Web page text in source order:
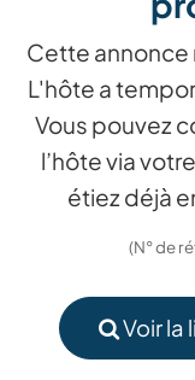
Cette
L'hôte a
Vous pouvez
l’hôte via
étiez déjà
(N° de
Voir la